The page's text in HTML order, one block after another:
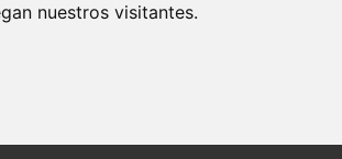
nuestros visitantes.